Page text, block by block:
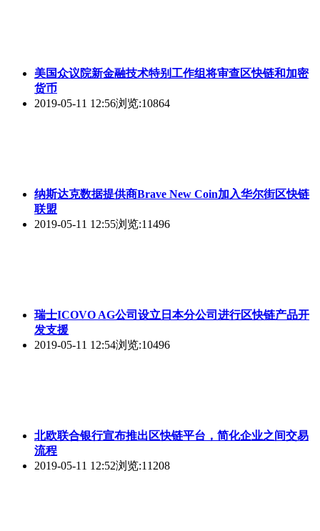
美国众议院新金融技术特别工作组将审查区快链和加密
货币
2019-05-11 12:56浏览:10864
纳斯达克数据提供商Brave New Coin加入华尔街区快链
联盟
2019-05-11 12:55浏览:11496
瑞士ICOVO AG公司设立日本分公司进行区快链产品开
发支援
2019-05-11 12:54浏览:10496
北欧联合银行宣布推出区快链平台，简化企业之间交易
流程
2019-05-11 12:52浏览:11208